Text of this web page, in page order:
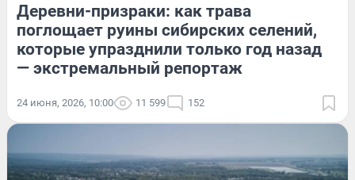
Деревни-призраки: как трава
поглощает руины сибирских селений,
которые упразднили только год назад
— экстремальный репортаж
24 июня, 2026, 10:00 11 599 152